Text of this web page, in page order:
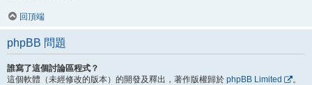
回頂端
phpBB 問題
誰寫了這個討論區程式？
這個軟體（未經修改的版本）的開發及釋出，著作版權歸於 phpBB Limited
。